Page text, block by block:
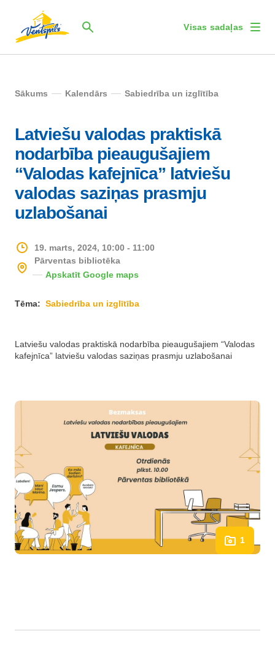
Visas sadaļas
Sākums Kalendārs Sabiedrība un izglītība
Latviešu valodas praktiskā
nodarbība pieaugušajiem
“Valodas kafejnīca” latviešu
valodas saziņas prasmju
uzlabošanai
19. marts, 2024, 10:00 - 11:00
Pārventas bibliotēka
Apskatīt Google maps
Tēma: Sabiedrība un izglītība
Latviešu valodas praktiskā nodarbība pieaugušajiem “Valodas
kafejnīca” latviešu valodas saziņas prasmju uzlabošanai
1